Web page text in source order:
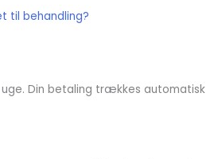
til behandling?
Din betaling trækkes automatisk